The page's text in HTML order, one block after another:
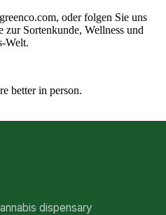
, oder folgen Sie uns
zur Sortenkunde, Wellness und
Welt.
better in person.
dispensary